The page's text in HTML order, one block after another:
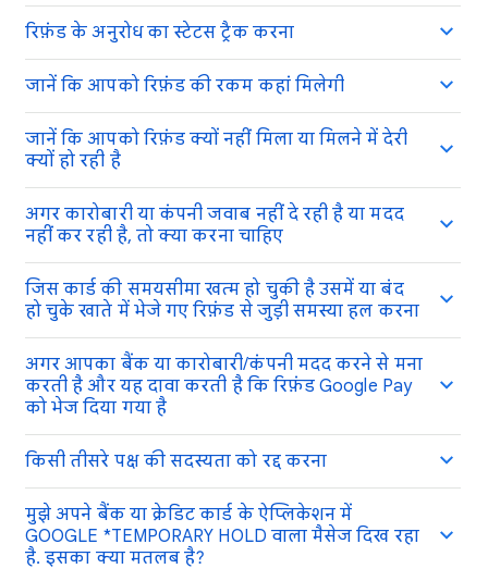
रिफ़ंड के अनुरोध का स्टेटस ट्रैक करना
जानें कि आपको रिफ़ंड की रकम कहां मिलेगी
जानें कि आपको रिफ़ंड क्यों नहीं मिला या मिलने में देरी
क्यों हो रही है
अगर कारोबारी या कंपनी जवाब नहीं दे रही है या मदद
नहीं कर रही है, तो क्या करना चाहिए
जिस कार्ड की समयसीमा खत्म हो चुकी है उसमें या बंद
हो चुके खाते में भेजे गए रिफ़ंड से जुड़ी समस्या हल करना
अगर आपका बैंक या कारोबारी/कंपनी मदद करने से मना
करती है और यह दावा करती है कि रिफ़ंड Google Pay
को भेज दिया गया है
किसी तीसरे पक्ष की सदस्यता को रद्द करना
मुझे अपने बैंक या क्रेडिट कार्ड के ऐप्लिकेशन में
GOOGLE *TEMPORARY HOLD वाला मैसेज दिख रहा
है. इसका क्या मतलब है?